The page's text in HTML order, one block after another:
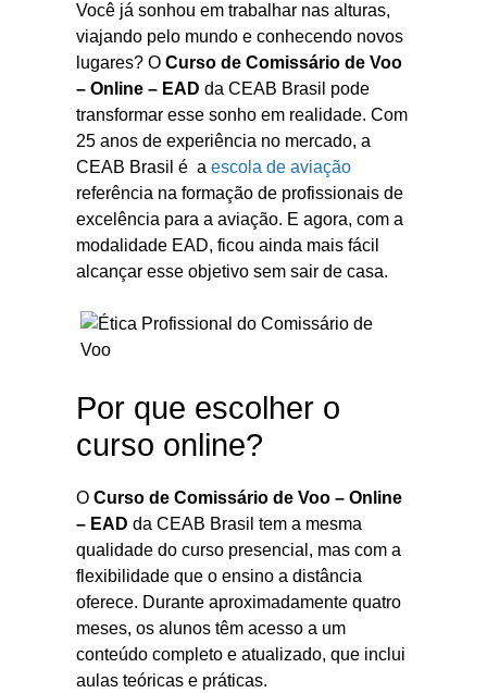
Você já sonhou em trabalhar nas alturas,
viajando pelo mundo e conhecendo novos
lugares? O Curso de Comissário de Voo
– Online – EAD da CEAB Brasil pode
transformar esse sonho em realidade. Com
25 anos de experiência no mercado, a
CEAB Brasil é a escola de aviação
referência na formação de profissionais de
excelência para a aviação. E agora, com a
modalidade EAD, ficou ainda mais fácil
alcançar esse objetivo sem sair de casa.
Por que escolher o
curso online?
O Curso de Comissário de Voo – Online
– EAD da CEAB Brasil tem a mesma
qualidade do curso presencial, mas com a
flexibilidade que o ensino a distância
oferece. Durante aproximadamente quatro
meses, os alunos têm acesso a um
conteúdo completo e atualizado, que inclui
aulas teóricas e práticas.